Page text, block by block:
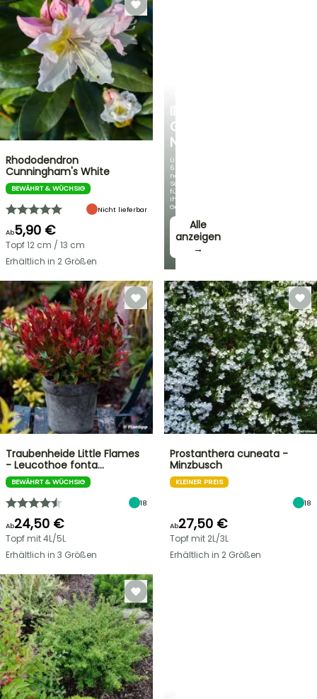
IRIS
GERMANICA
NEUHEITEN
Über
60
neue
Sorten
für
Ihren
Garten!
Alle
anzeigen
→
Rhododendron
Cunningham's White
BEWÄHRT & WÜCHSIG
Nicht lieferbar
Ab5,90 €
Topf 12 cm / 13 cm
Erhältlich in 2 Größen
Traubenheide Little Flames
- Leucothoe fonta…
BEWÄHRT & WÜCHSIG
18
Ab24,50 €
Topf mit 4L/5L
Erhältlich in 3 Größen
Prostanthera cuneata -
Minzbusch
KLEINER PREIS
18
Ab27,50 €
Topf mit 2L/3L
Erhältlich in 2 Größen